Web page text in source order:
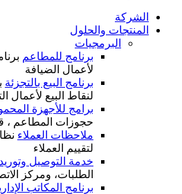
الشركة
المنتجات والحلول
البرمجيات
برنامج للمطاعم
لأعمال الضيافة
برنامج البيع بالتجزئة
لنقاط البيع لأعمال
برامج للأجهزة
حجوزات المطاعم ،
ملاحظات العملاء
لتقييم العملاء
خدمة التوصيل
الطلبات، ومركز
برنامج المكاتب